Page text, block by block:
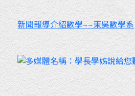
新聞報導介紹數學~~東吳數學系